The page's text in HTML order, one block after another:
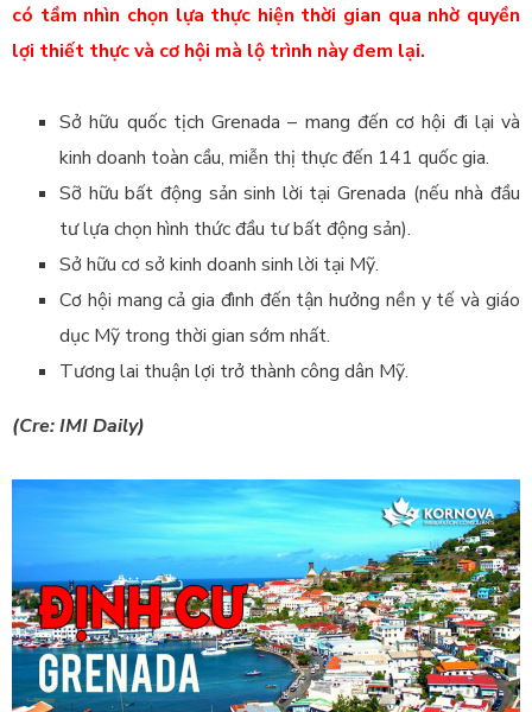
có tầm nhìn chọn lựa thực hiện thời gian qua nhờ quyền
lợi thiết thực và cơ hội mà lộ trình này đem lại.
Sở hữu quốc tịch Grenada – mang đến cơ hội đi lại và
kinh doanh toàn cầu, miễn thị thực đến 141 quốc gia.
Sỡ hữu bất động sản sinh lời tại Grenada (nếu nhà đầu
tư lựa chọn hình thức đầu tư bất động sản).
Sở hữu cơ sở kinh doanh sinh lời tại Mỹ.
Cơ hội mang cả gia đình đến tận hưởng nền y tế và giáo
dục Mỹ trong thời gian sớm nhất.
Tương lai thuận lợi trở thành công dân Mỹ.
(Cre: IMI Daily)